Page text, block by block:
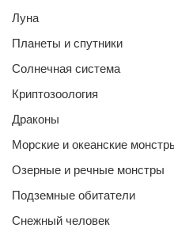
Луна
Планеты и спутники
Солнечная система
Криптозоология
Драконы
Морские и океанские
Озерные и речные монстры
Подземные обитатели
Снежный человек